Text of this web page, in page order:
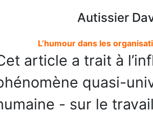
Autissier
L’humour dans les
article a trait à
quasi-
- sur le